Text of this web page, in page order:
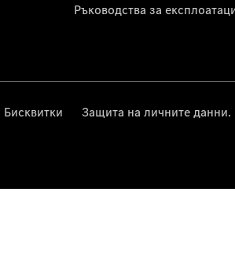
Ръководства за
Бисквитки Защита на личните данни.